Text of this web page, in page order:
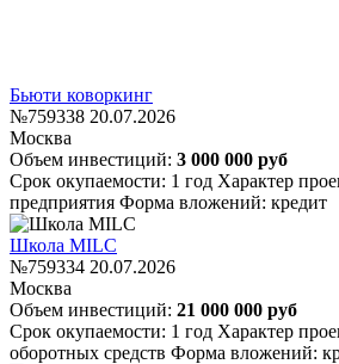
Бьюти коворкинг
№759338 20.07.2026
Москва
Объем инвестиций: 3 000 000 руб
Срок окупаемости: 1 год Характер
предприятия Форма вложений: кредит
Школа MILC
№759334 20.07.2026
Москва
Объем инвестиций: 21 000 000 руб
Срок окупаемости: 1 год Характер
оборотных средств Форма вложений: